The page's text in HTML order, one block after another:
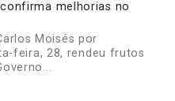
melhorias no
Moisés por
feira, 28, rendeu frutos